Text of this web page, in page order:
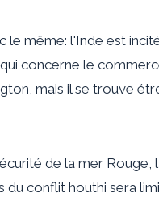
le même: l'Inde est
concerne le
mais il se trouve
de la mer
conflit houthi sera